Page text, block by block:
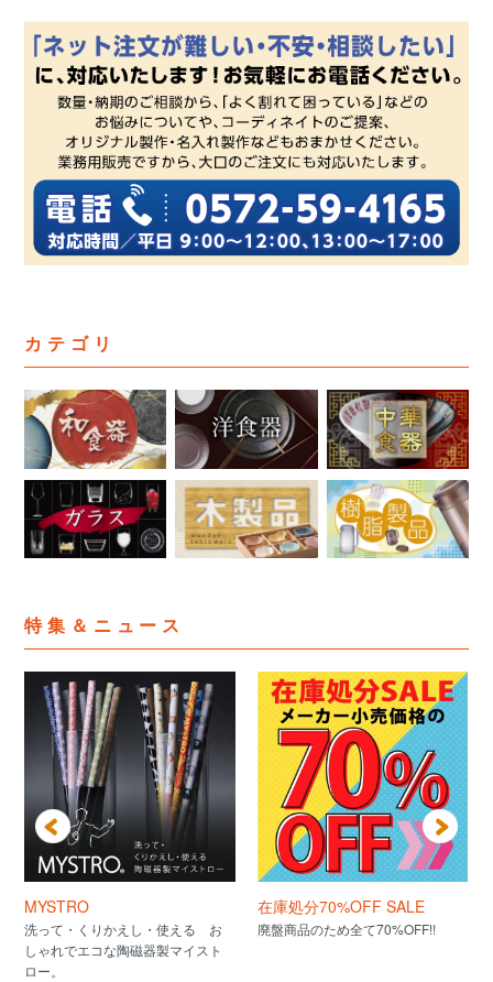
カテゴリ
特集＆ニュース
MYSTRO
洗って・くりかえし・使える お
しゃれでエコな陶磁器製マイスト
ロー。
在庫処分70%OFF SALE
廃盤商品のため全て70%OFF!!